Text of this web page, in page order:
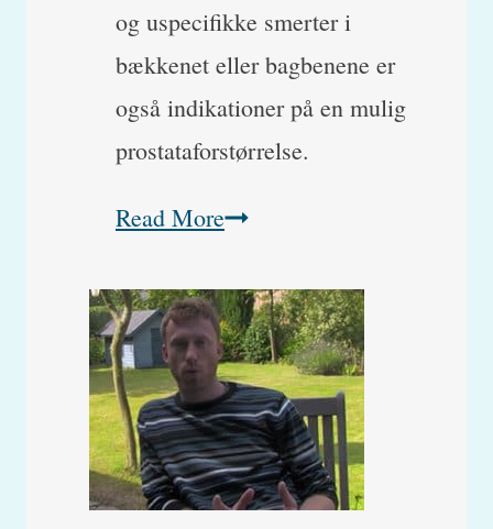
og uspecifikke smerter i
bækkenet eller bagbenene er
også indikationer på en mulig
prostataforstørrelse.
Read MoreForstørret
hund:
Med
og
uden
smerte